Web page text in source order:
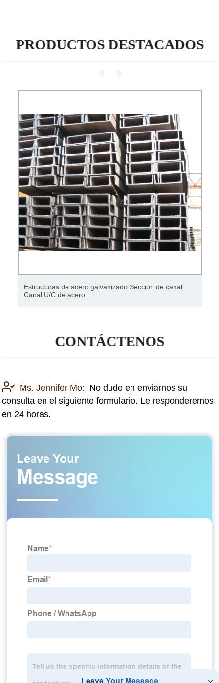
PRODUCTOS DESTACADOS
Estructuras de acero galvanizado Sección de canal
Canal U/C de acero
CONTÁCTENOS
Ms. Jennifer Mo: No dude en enviarnos su
consulta en el siguiente formulario. Le responderemos
en 24 horas.